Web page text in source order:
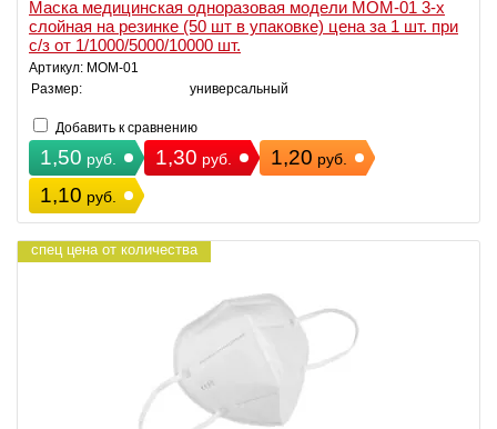
Маска медицинская одноразовая модели МОМ-01 3-х
слойная на резинке (50 шт в упаковке) цена за 1 шт. при
с/з от 1/1000/5000/10000 шт.
Артикул: МОМ-01
Размер:
универсальный
Добавить к сравнению
1,50 руб. 1,30 руб. 1,20 руб.
1,10 руб.
спец цена от количества